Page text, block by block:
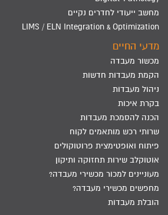
מחשב ייעודי לחדרים נקיים
LIMS / ELN Integration & Optimization
מדעי החיים
מכשור מעבדה
הקמת מעבדות חדשות
ניהול מעבדות
בקרת איכות
הכנה להסמכת מעבדות
שרותי רכש מותאמים לקוח
פיתוח ואופטימצית פרוטוקולים
אוטוקלב שירות תחזוקה ותיקון
מעוניינים למכור מכשירי מעבדה?
מחפשים מכשירי מעבדה?
הובלת מעבדות